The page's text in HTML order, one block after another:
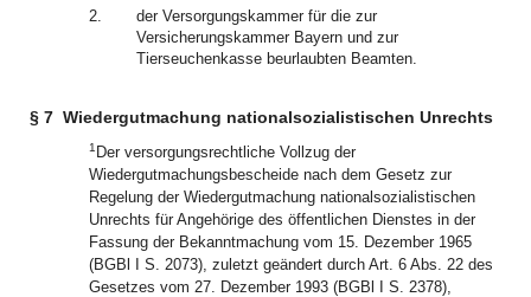
2.
der Versorgungskammer für die zur
Versicherungskammer Bayern und zur
Tierseuchenkasse beurlaubten Beamten.
§ 7 Wiedergutmachung nationalsozialistischen Unrechts
1 Der versorgungsrechtliche Vollzug der
Wiedergutmachungsbescheide nach dem Gesetz zur
Regelung der Wiedergutmachung nationalsozialistischen
Unrechts für Angehörige des öffentlichen Dienstes in der
Fassung der Bekanntmachung vom 15. Dezember 1965
(BGBl I S. 2073), zuletzt geändert durch Art. 6 Abs. 22 des
Gesetzes vom 27. Dezember 1993 (BGBl I S. 2378),